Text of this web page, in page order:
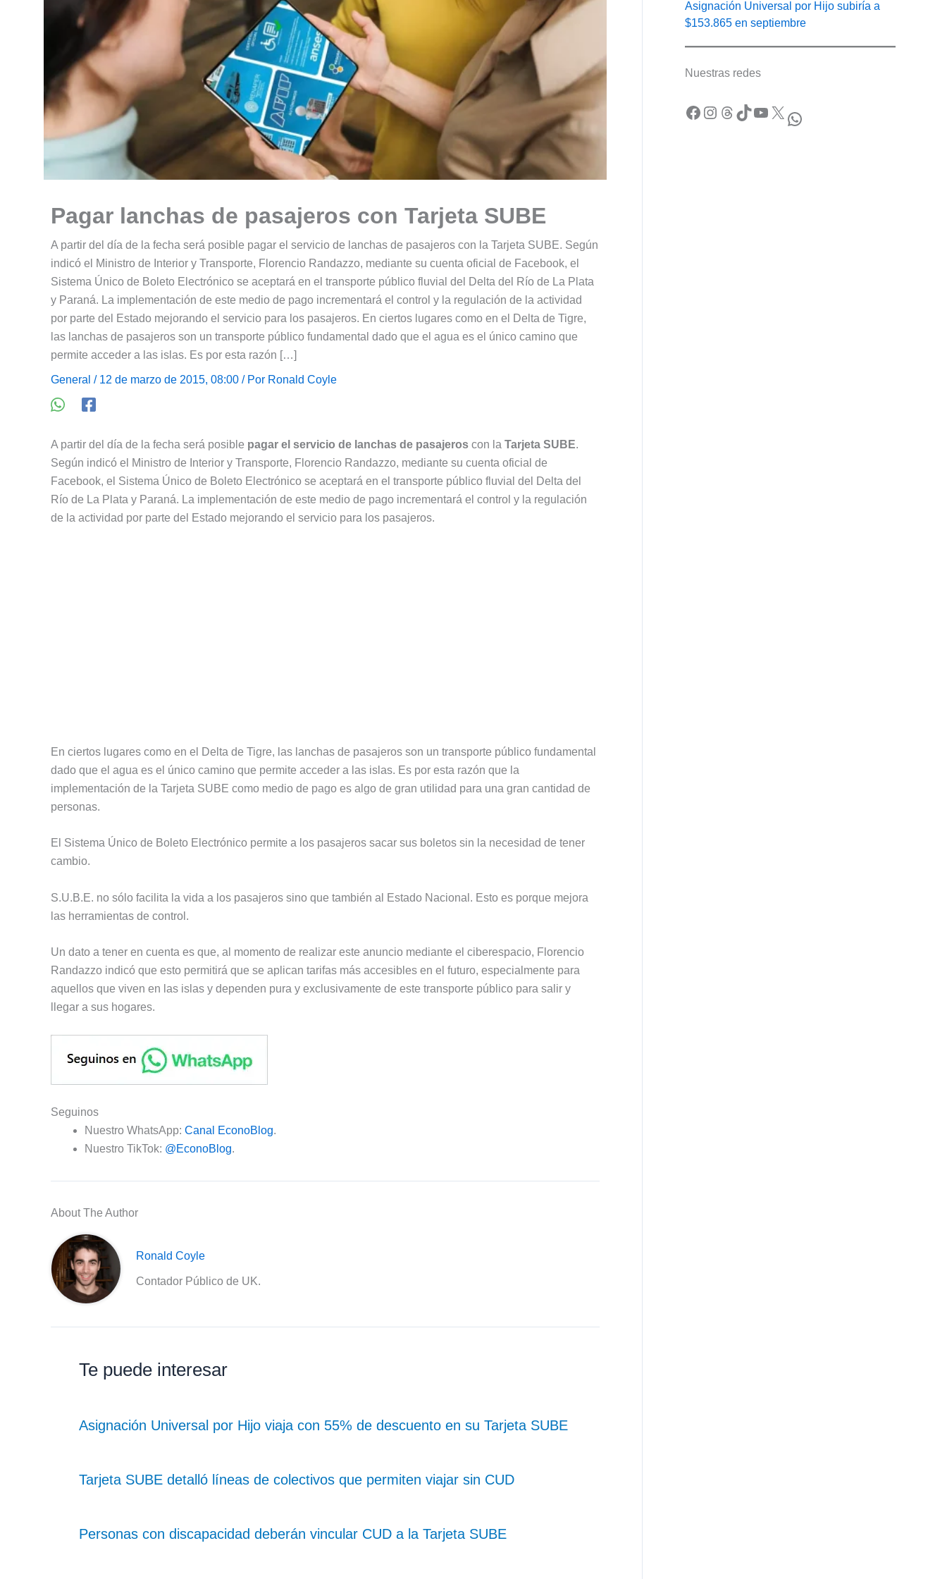
Pagar lanchas de pasajeros con Tarjeta SUBE
A partir del día de la fecha será posible pagar el servicio de lanchas de pasajeros con la Tarjeta SUBE. Según
indicó el Ministro de Interior y Transporte, Florencio Randazzo, mediante su cuenta oficial de Facebook, el
Sistema Único de Boleto Electrónico se aceptará en el transporte público fluvial del Delta del Río de La Plata
y Paraná. La implementación de este medio de pago incrementará el control y la regulación de la actividad
por parte del Estado mejorando el servicio para los pasajeros. En ciertos lugares como en el Delta de Tigre,
las lanchas de pasajeros son un transporte público fundamental dado que el agua es el único camino que
permite acceder a las islas. Es por esta razón […]
General / 12 de marzo de 2015, 08:00 / Por Ronald Coyle
A partir del día de la fecha será posible pagar el servicio de lanchas de pasajeros con la Tarjeta SUBE.
Según indicó el Ministro de Interior y Transporte, Florencio Randazzo, mediante su cuenta oficial de
Facebook, el Sistema Único de Boleto Electrónico se aceptará en el transporte público fluvial del Delta del
Río de La Plata y Paraná. La implementación de este medio de pago incrementará el control y la regulación
de la actividad por parte del Estado mejorando el servicio para los pasajeros.
En ciertos lugares como en el Delta de Tigre, las lanchas de pasajeros son un transporte público fundamental
dado que el agua es el único camino que permite acceder a las islas. Es por esta razón que la
implementación de la Tarjeta SUBE como medio de pago es algo de gran utilidad para una gran cantidad de
personas.
El Sistema Único de Boleto Electrónico permite a los pasajeros sacar sus boletos sin la necesidad de tener
cambio.
S.U.B.E. no sólo facilita la vida a los pasajeros sino que también al Estado Nacional. Esto es porque mejora
las herramientas de control.
Un dato a tener en cuenta es que, al momento de realizar este anuncio mediante el ciberespacio, Florencio
Randazzo indicó que esto permitirá que se aplican tarifas más accesibles en el futuro, especialmente para
aquellos que viven en las islas y dependen pura y exclusivamente de este transporte público para salir y
llegar a sus hogares.
Seguinos
Nuestro WhatsApp: Canal EconoBlog.
Nuestro TikTok: @EconoBlog.
About The Author
Ronald Coyle
Contador Público de UK.
Te puede interesar
Asignación Universal por Hijo viaja con 55% de descuento en su Tarjeta SUBE
Tarjeta SUBE detalló líneas de colectivos que permiten viajar sin CUD
Personas con discapacidad deberán vincular CUD a la Tarjeta SUBE
Asignación Universal por Hijo subiría a
$153.865 en septiembre
Nuestras redes
Facebook Instagram Threads TikTok YouTube X WhatsApp